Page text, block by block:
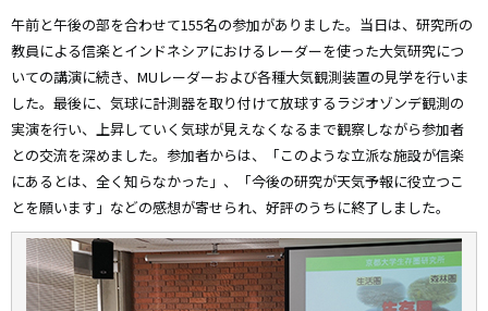
午前と午後の部を合わせて155名の参加がありました。当日は、研究所の
教員による信楽とインドネシアにおけるレーダーを使った大気研究につ
いての講演に続き、MUレーダーおよび各種大気観測装置の見学を行いま
した。最後に、気球に計測器を取り付けて放球するラジオゾンデ観測の
実演を行い、上昇していく気球が見えなくなるまで観察しながら参加者
との交流を深めました。参加者からは、「このような立派な施設が信楽
にあるとは、全く知らなかった」、「今後の研究が天気予報に役立つこ
とを願います」などの感想が寄せられ、好評のうちに終了しました。